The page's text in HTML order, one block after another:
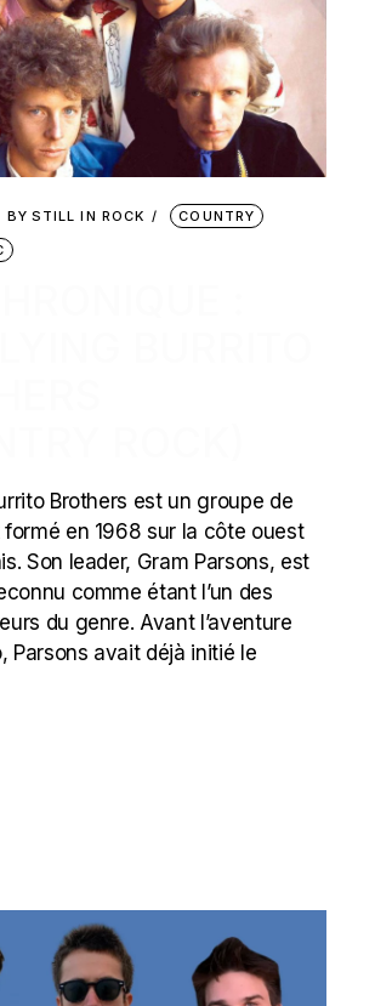
BY STILL IN ROCK
COUNTRY
Brothers est un groupe de
en 1968 sur la côte ouest
Son leader, Gram Parsons, est
comme étant l’un des
du genre. Avant l’aventure
Parsons avait déjà initié le